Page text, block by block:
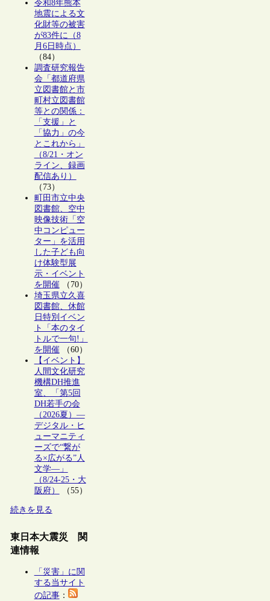
令和8年熊本
地震による文
化財等の被害
が83件に（8
月6日時点）
（84）
調査研究報告
会「都道府県
立図書館と市
町村立図書館
等との関係：
「支援」と
「協力」の今
とこれから」
（8/21・オン
ライン、録画
配信あり）
（73）
町田市立中央
図書館、空中
映像技術「空
中コンピュー
ター」を活用
した子ども向
け体験型展
示・イベント
を開催（70）
埼玉県立久喜
図書館、休館
日特別イベン
ト「本のタイ
トルで一句!」
を開催（60）
【イベント】
人間文化研究
機構DH推進
室、「第5回
DH若手の会
（2026夏）―
デジタル・ヒ
ューマニティ
ーズで“繋が
る×広がる”人
文学―」
（8/24-25・大
阪府）
（55）
続きを見る
東日本大震災 関
連情報
「災害」に関
する当サイト
の記事：